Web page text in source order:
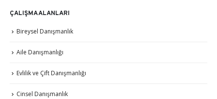
ÇALIŞMA ALANLARI
Bireysel Danışmanlık
Aile Danışmanlığı
Evlilik ve Çift Danışmanlığı
Cinsel Danışmanlık